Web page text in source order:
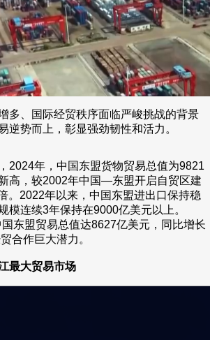
、国际经贸秩序面临严峻挑战的背景
逆势而上，彰显强劲韧性和活力。
年，中国东盟货物贸易总值为9821
高，较2002年中国—东盟开启自贸区建
。2022年以来，中国东盟进出口保持稳
模连续3年保持在9000亿美元以上。
东盟贸易总值达8627亿美元，同比增长
合作巨大潜力。
最大贸易市场